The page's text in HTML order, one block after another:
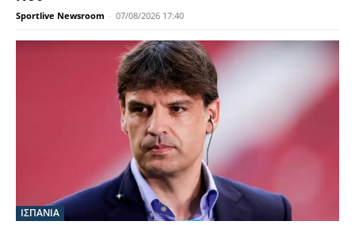
Sportlive Newsroom - 07/08/2026 17:40
ΙΣΠΑΝΙΑ